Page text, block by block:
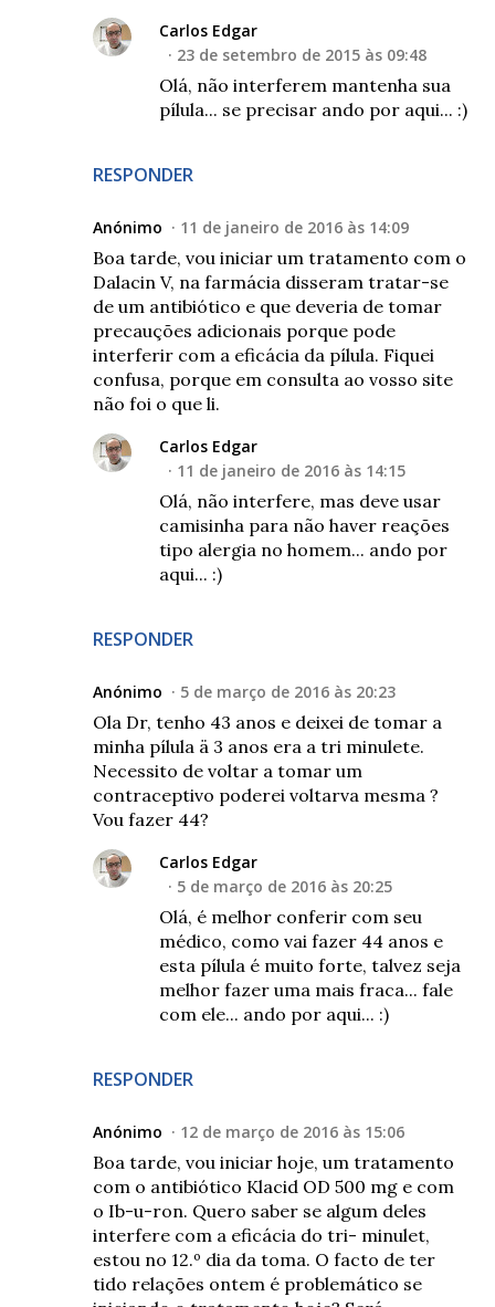
RESPONDER
Carlos Edgar
23 de setembro de 2015 às 09:48
Olá, não interferem mantenha sua
pílula... se precisar ando por aqui... :)
Anónimo 11 de janeiro de 2016 às 14:09
Boa tarde, vou iniciar um tratamento com o
Dalacin V, na farmácia disseram tratar-se
de um antibiótico e que deveria de tomar
precauções adicionais porque pode
interferir com a eficácia da pílula. Fiquei
confusa, porque em consulta ao vosso site
não foi o que li.
RESPONDER
Carlos Edgar
11 de janeiro de 2016 às 14:15
Olá, não interfere, mas deve usar
camisinha para não haver reações
tipo alergia no homem... ando por
aqui... :)
Anónimo 5 de março de 2016 às 20:23
Ola Dr, tenho 43 anos e deixei de tomar a
minha pílula ä 3 anos era a tri minulete.
Necessito de voltar a tomar um
contraceptivo poderei voltarva mesma ?
Vou fazer 44?
RESPONDER
Carlos Edgar
5 de março de 2016 às 20:25
Olá, é melhor conferir com seu
médico, como vai fazer 44 anos e
esta pílula é muito forte, talvez seja
melhor fazer uma mais fraca... fale
com ele... ando por aqui... :)
Anónimo 12 de março de 2016 às 15:06
Boa tarde, vou iniciar hoje, um tratamento
com o antibiótico Klacid OD 500 mg e com
o Ib-u-ron. Quero saber se algum deles
interfere com a eficácia do tri- minulet,
estou no 12.º dia da toma. O facto de ter
tido relações ontem é problemático se